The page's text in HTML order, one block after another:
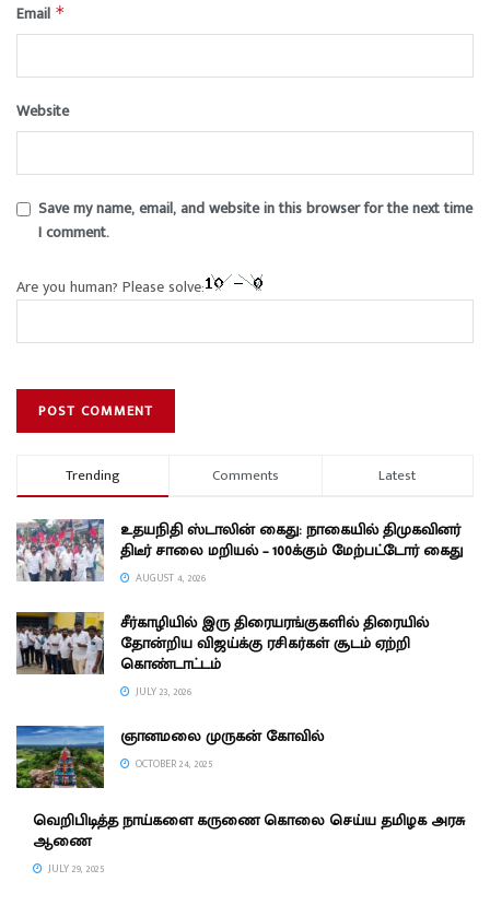
Email *
Website
Save my name, email, and website in this browser for the next time
I comment.
Are you human? Please solve:
Trending Comments Latest
உதயநிதி ஸ்டாலின் கைது: நாகையில் திமுகவினர்
திடீர் சாலை மறியல் – 100க்கும் மேற்பட்டோர் கைது
AUGUST 4, 2026
சீர்காழியில் இரு திரையரங்குகளில் திரையில்
தோன்றிய விஜய்க்கு ரசிகர்கள் சூடம் ஏற்றி
கொண்டாட்டம்
JULY 23, 2026
ஞானமலை முருகன் கோவில்
OCTOBER 24, 2025
வெறிபிடித்த நாய்களை கருணை கொலை செய்ய தமிழக அரசு
ஆணை
JULY 29, 2025